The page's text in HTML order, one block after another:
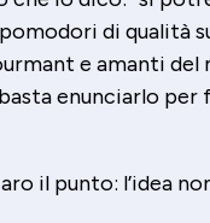
di qualità
e amanti del
basta enunciarlo per
il punto: l’idea